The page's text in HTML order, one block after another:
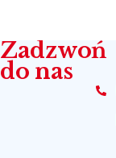
Zadzwoń
do nas